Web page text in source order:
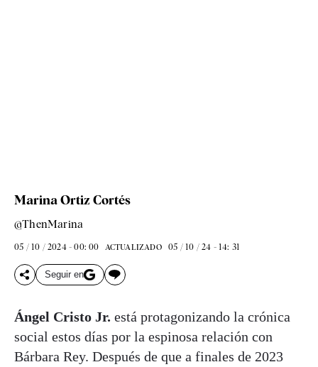
Marina Ortiz Cortés
@ThenMarina
05 / 10 / 2024 - 00: 00 ACTUALIZADO 05 / 10 / 24 - 14: 31
Seguir en
Ángel Cristo Jr. está protagonizando la crónica
social estos días por la espinosa relación con
Bárbara Rey. Después de que a finales de 2023